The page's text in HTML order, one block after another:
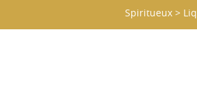
Spiritueux >